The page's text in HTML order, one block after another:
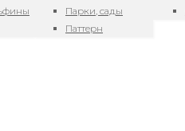
Парки, сады
Паттерн